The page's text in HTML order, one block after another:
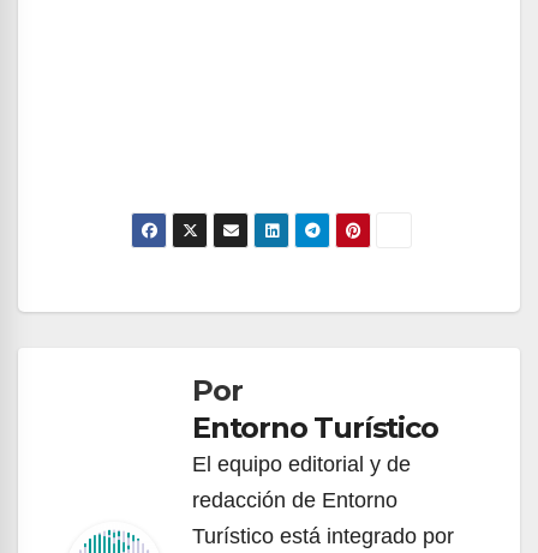
Navegación
entradasPor
Entorno Turístico
El equipo editorial y de
redacción de Entorno
Turístico está integrado por